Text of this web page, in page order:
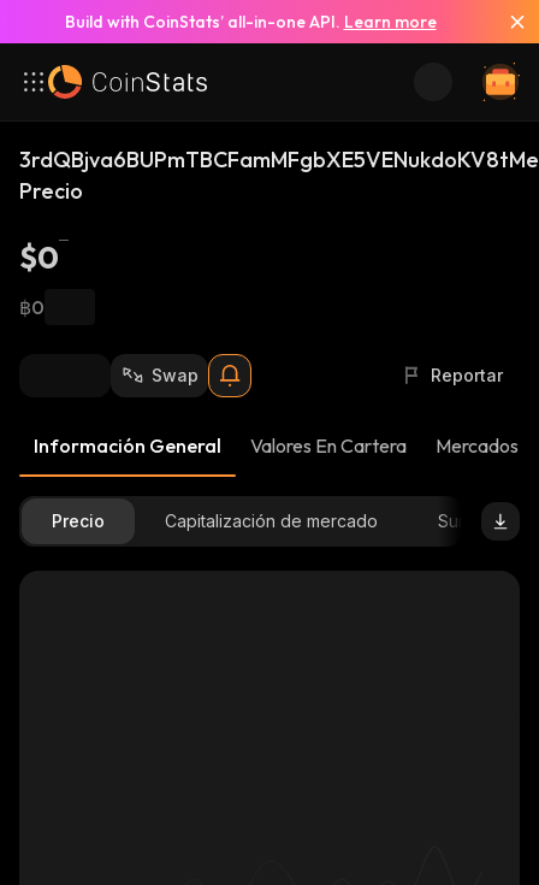
Build with CoinStats’ all-in-one API. Learn more
Precio
$0
฿0
Swap Reportar
Información General Valores En Cartera Mercados
Precio Capitalización de mercado Suministro